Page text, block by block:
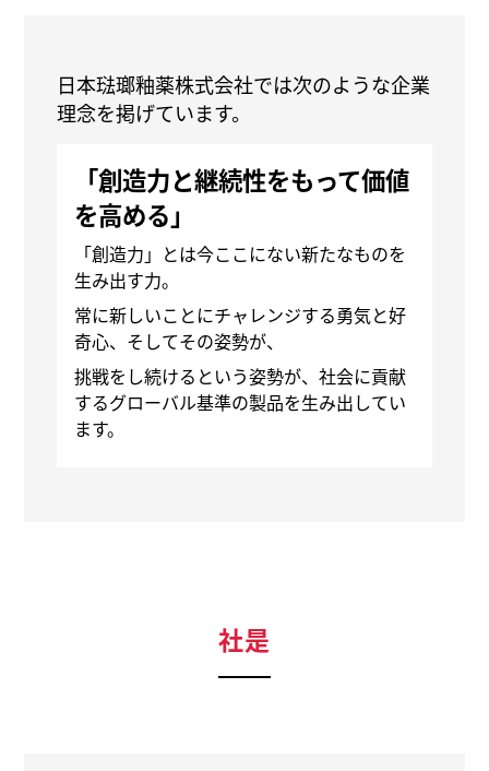
日本琺瑯釉薬株式会社では次のような企業
理念を掲げています。
「創造力と継続性をもって価値
を高める」
「創造力」とは今ここにない新たなものを
生み出す力。
常に新しいことにチャレンジする勇気と好
奇心、そしてその姿勢が、
挑戦をし続けるという姿勢が、社会に貢献
するグローバル基準の製品を生み出してい
ます。
社是